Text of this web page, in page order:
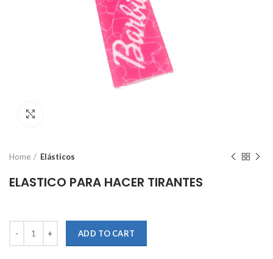
Home Elásticos
ELASTICO PARA HACER TIRANTES
ADD TO CART